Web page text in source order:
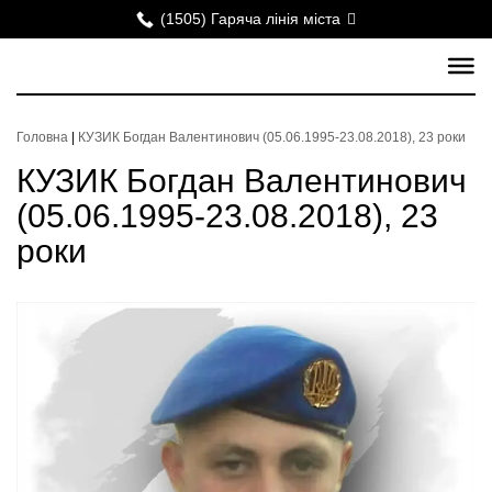
(1505) Гаряча лінія міста
Головна КУЗИК Богдан Валентинович (05.06.1995-23.08.2018), 23 роки
КУЗИК Богдан Валентинович
(05.06.1995-23.08.2018), 23
роки